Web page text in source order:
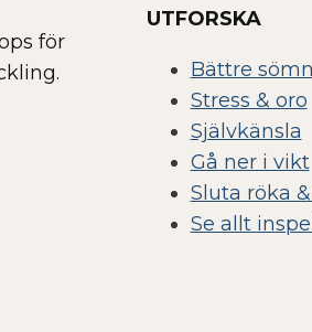
för
UTFORSKA
Bättre sömn
Stress & oro
Självkänsla
Gå ner i vikt
Sluta röka
Se allt